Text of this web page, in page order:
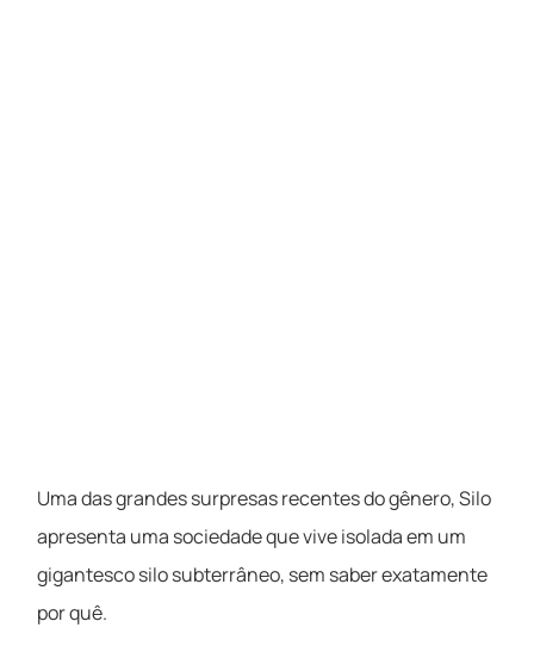
Uma das grandes surpresas recentes do gênero, Silo
apresenta uma sociedade que vive isolada em um
gigantesco silo subterrâneo, sem saber exatamente
por quê.